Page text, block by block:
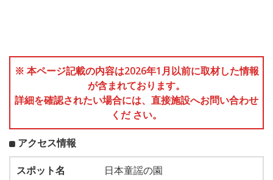
※ 本ページ記載の内容は2026年1月以前に取材した情報
が含まれております。
詳細を確認されたい場合には、直接施設へお問い合わせ
くだ さい。
アクセス情報
スポット名
日本童謡の園